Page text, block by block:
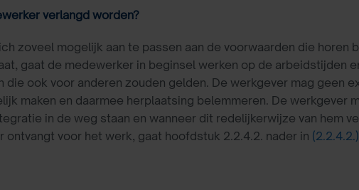
verlangd worden?
zoveel mogelijk aan te passen aan de voorwaarden die horen
gaat de medewerker in beginsel werken op de arbeidstijden
die ook voor anderen zouden gelden. De werkgever mag geen
maken en daarmee herplaatsing belemmeren. De werkgever
in de weg staan en wanneer dit redelijkerwijze van hem
ontvangt voor het werk, gaat hoofdstuk 2.2.4.2. nader in (2.2.4.2.)